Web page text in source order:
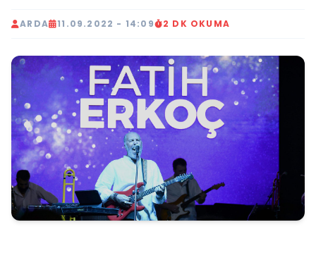
ARDA 11.09.2022 - 14:09 2 DK OKUMA